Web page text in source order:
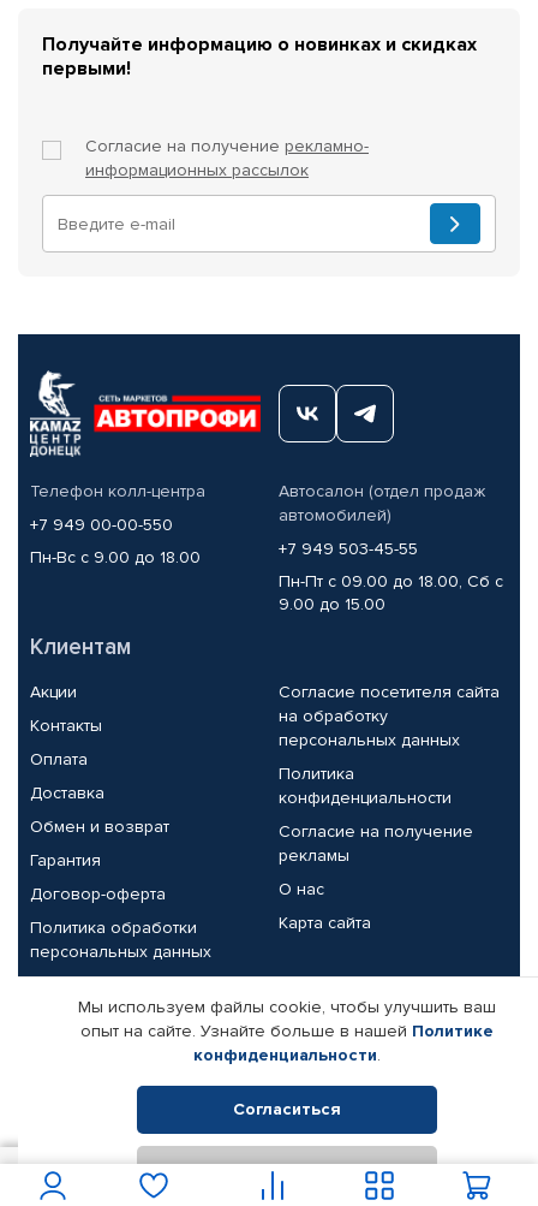
Получайте информацию о новинках и скидках
первыми!
Согласие на получение рекламно-
информационных рассылок
Телефон колл-центра
+7 949 00-00-550
Пн-Вс с 9.00 до 18.00
Автосалон (отдел продаж
автомобилей)
+7 949 503-45-55
Пн-Пт с 09.00 до 18.00, Сб с
9.00 до 15.00
Клиентам
Акции
Контакты
Оплата
Доставка
Обмен и возврат
Гарантия
Договор-оферта
Политика обработки
персональных данных
Согласие посетителя сайта
на обработку
персональных данных
Политика
конфиденциальности
Согласие на получение
рекламы
О нас
Карта сайта
Партнерам
Корпоративным клиентам
Поставщикам
Реквизиты компании
© КАМАЗ ЦЕНТР ДОНЕЦК, 2015-2026. Все права защищены.
Интернет-магазин автомобильных товаров Автопрофи.
Мы используем файлы cookie, чтобы улучшить ваш
опыт на сайте. Узнайте больше в нашей Политике
конфиденциальности.
Согласиться
Отклонить
В корзину